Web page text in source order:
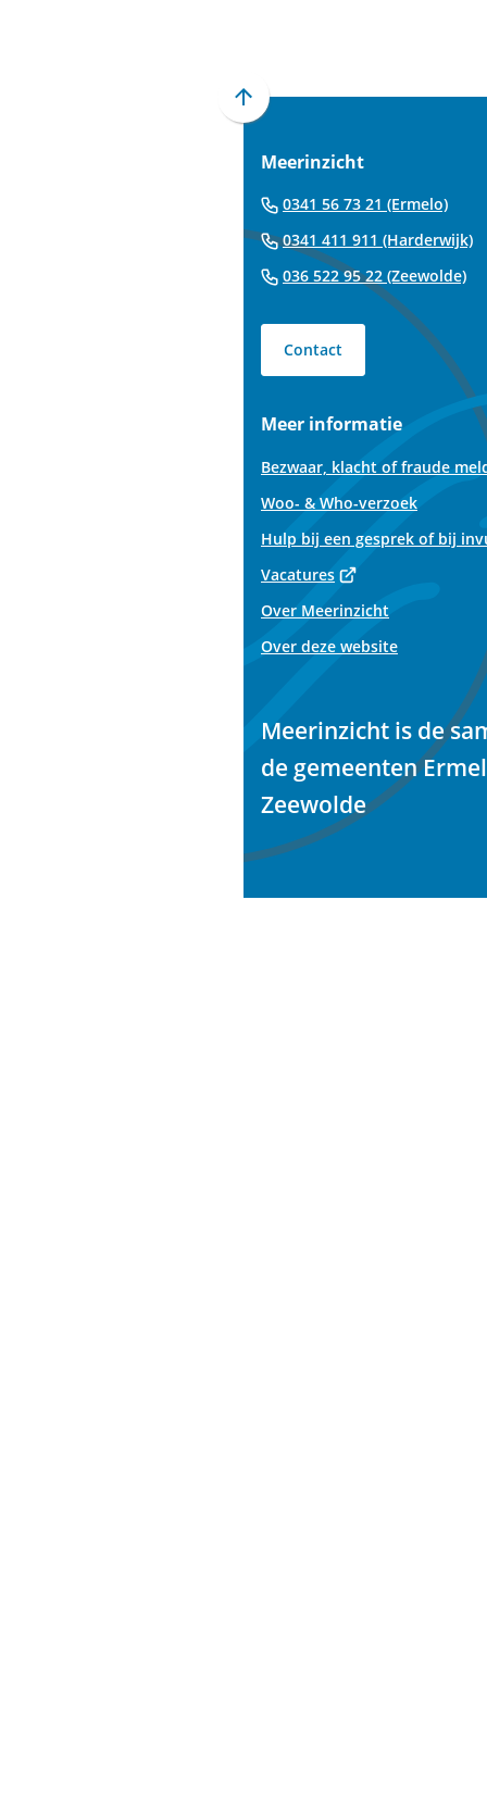
Scroll
boven
het
begin
van
paginainhoud
Meerinzicht
0341 56 73 21 (Ermelo)
naar
een
0341 411 911 (Harderwijk)
036 522 95 22 (Zeewolde)
Contact
Meer informatie
Bezwaar, klacht of fraude
Woo- & Who-verzoek
Hulp bij een gesprek of bij
Vacatures(Verwijst
naar
een
externe
Over Meerinzicht
Over deze website
Meerinzicht is de
de gemeenten
Zeewolde